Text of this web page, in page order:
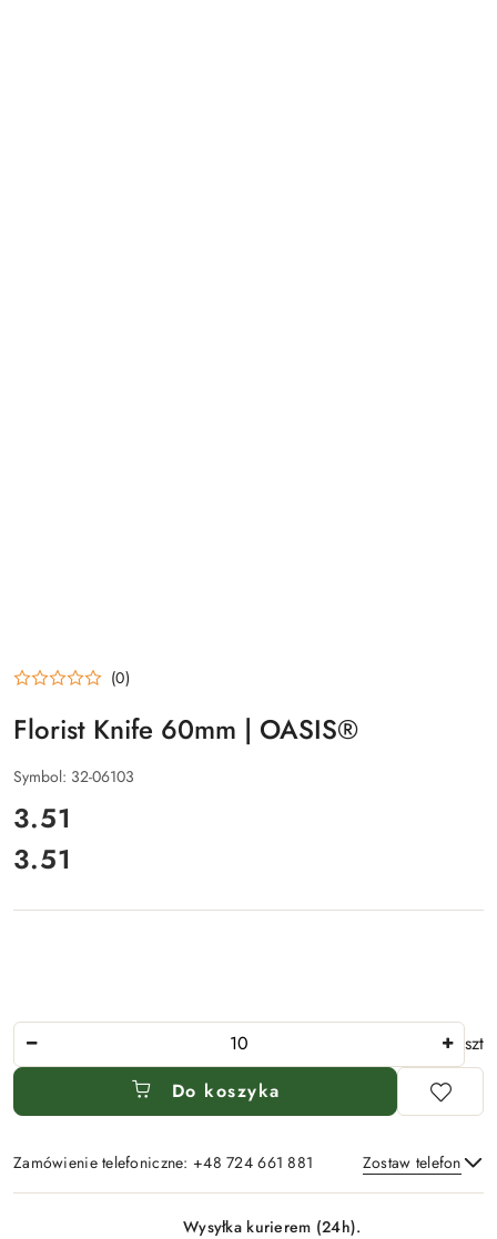
(0)
Florist Knife 60mm | OASIS®
Symbol: 32-06103
cena:
3.51
Cena:
3.51
Ilość
szt
Do koszyka
Zamówienie telefoniczne: +48 724 661 881 Zostaw telefon
Wysyłka kurierem (24h).